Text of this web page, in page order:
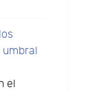
el